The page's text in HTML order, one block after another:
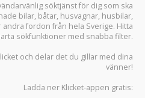
söktjänst för dig som ska
bilar, båtar, husvagnar, husbilar,
andra fordon från hela Sverige. Hitta
sökfunktioner med snabba filter.
och delar det du gillar med dina
vänner!
Ladda ner Klicket-appen gratis: